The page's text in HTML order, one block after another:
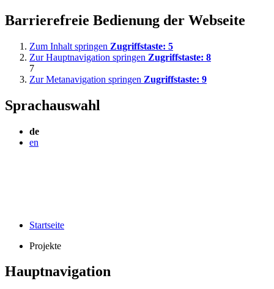
Barrierefreie Bedienung der Webseite
Zum Inhalt springen Zugriffstaste: 5
Zur Hauptnavigation springen Zugriffstaste: 8
7
Zur Metanavigation springen Zugriffstaste: 9
Sprachauswahl
de
en
Startseite
Projekte
Hauptnavigation